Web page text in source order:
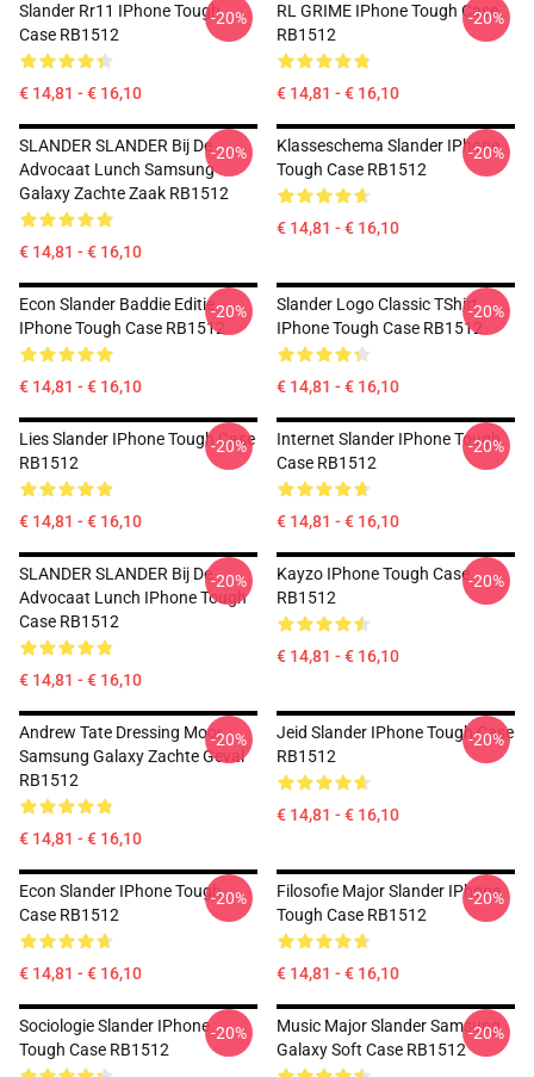
Slander Rr11 IPhone Tough
Case RB1512
€ 14,81 - € 16,10
-20%
RL GRIME IPhone Tough Case
RB1512
€ 14,81 - € 16,10
-20%
SLANDER SLANDER Bij De
Advocaat Lunch Samsung
Galaxy Zachte Zaak RB1512
€ 14,81 - € 16,10
-20%
Klasseschema Slander IPhone
Tough Case RB1512
€ 14,81 - € 16,10
-20%
Econ Slander Baddie Editie
IPhone Tough Case RB1512
€ 14,81 - € 16,10
-20%
Slander Logo Classic TShirt
IPhone Tough Case RB1512
€ 14,81 - € 16,10
-20%
Lies Slander IPhone Tough Case
RB1512
€ 14,81 - € 16,10
-20%
Internet Slander IPhone Tough
Case RB1512
€ 14,81 - € 16,10
-20%
SLANDER SLANDER Bij De
Advocaat Lunch IPhone Tough
Case RB1512
€ 14,81 - € 16,10
-20%
Kayzo IPhone Tough Case
RB1512
€ 14,81 - € 16,10
-20%
Andrew Tate Dressing Mooi
Samsung Galaxy Zachte Geval
RB1512
€ 14,81 - € 16,10
-20%
Jeid Slander IPhone Tough Case
RB1512
€ 14,81 - € 16,10
-20%
Econ Slander IPhone Tough
Case RB1512
€ 14,81 - € 16,10
-20%
Filosofie Major Slander IPhone
Tough Case RB1512
€ 14,81 - € 16,10
-20%
Sociologie Slander IPhone
Tough Case RB1512
-20%
Music Major Slander Samsung
Galaxy Soft Case RB1512
-20%